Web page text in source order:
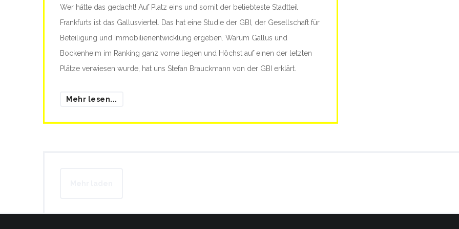
zu
Wer hätte das gedacht! Auf Platz eins und somit der beliebteste Stadtteil
Frankfurts ist das Gallusviertel. Das hat eine Studie der GBI, der Gesellschaft für
Beteiligung und Immobilienentwicklung ergeben. Warum Gallus und
Bockenheim im Ranking ganz vorne liegen und Höchst auf einen der letzten
Plätze verwiesen wurde, hat uns Stefan Brauckmann von der GBI erklärt.
Mehr lesen...